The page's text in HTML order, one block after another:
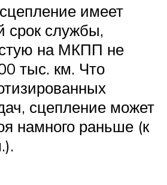
имеет
срок службы,
на МКПП не
тыс. км. Что
сцепление может
намного раньше (к